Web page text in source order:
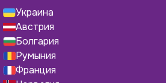
Украина
Австрия
Болгария
Румыния
Франция